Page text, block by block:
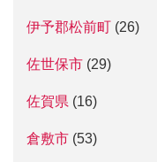
伊予郡松前町 (26)
佐世保市 (29)
佐賀県 (16)
倉敷市 (53)